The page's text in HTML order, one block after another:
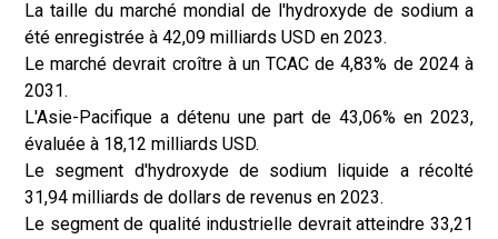
La taille du marché mondial de l'hydroxyde de sodium a
été enregistrée à 42,09 milliards USD en 2023.
Le marché devrait croître à un TCAC de 4,83% de 2024 à
2031.
L'Asie-Pacifique a détenu une part de 43,06% en 2023,
évaluée à 18,12 milliards USD.
Le segment d'hydroxyde de sodium liquide a récolté
31,94 milliards de dollars de revenus en 2023.
Le segment de qualité industrielle devrait atteindre 33,21